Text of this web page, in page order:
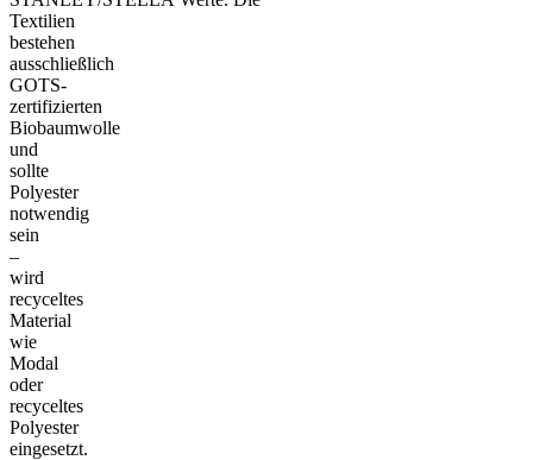
Textilien
bestehen
ausschließlich
GOTS-
zertifizierten
Biobaumwolle
und
sollte
Polyester
notwendig
sein
–
wird
recyceltes
Material
wie
Modal
oder
recyceltes
Polyester
eingesetzt.